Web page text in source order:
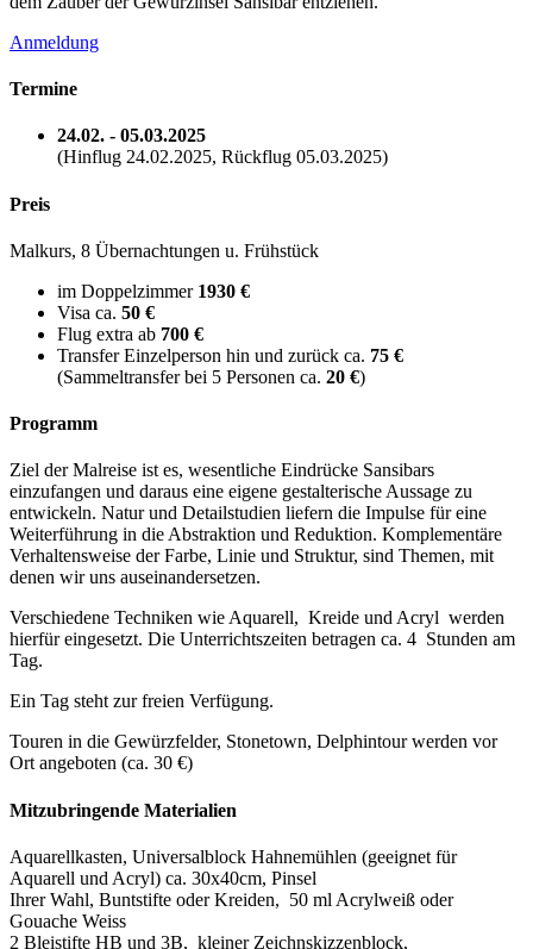
Anmeldung
Termine
24.02. - 05.03.2025
(Hinflug 24.02.2025, Rückflug 05.03.2025)
Preis
Malkurs, 8 Übernachtungen u. Frühstück
im Doppelzimmer 1930 €
Visa ca. 50 €
Flug extra ab 700 €
Transfer Einzelperson hin und zurück ca. 75 €
(Sammeltransfer bei 5 Personen ca. 20 €)
Programm
Ziel der Malreise ist es, wesentliche Eindrücke Sansibars
einzufangen und daraus eine eigene gestalterische Aussage zu
entwickeln. Natur und Detailstudien liefern die Impulse für eine
Weiterführung in die Abstraktion und Reduktion. Komplementäre
Verhaltensweise der Farbe, Linie und Struktur, sind Themen, mit
denen wir uns auseinandersetzen.
Verschiedene Techniken wie Aquarell, Kreide und Acryl werden
hierfür eingesetzt. Die Unterrichtszeiten betragen ca. 4 Stunden am
Tag.
Ein Tag steht zur freien Verfügung.
Touren in die Gewürzfelder, Stonetown, Delphintour werden vor
Ort angeboten (ca. 30 €)
Mitzubringende Materialien
Aquarellkasten, Universalblock Hahnemühlen (geeignet für
Aquarell und Acryl) ca. 30x40cm, Pinsel
Ihrer Wahl, Buntstifte oder Kreiden, 50 ml Acrylweiß oder
Gouache Weiss
2 Bleistifte HB und 3B, kleiner Zeichnskizzenblock,